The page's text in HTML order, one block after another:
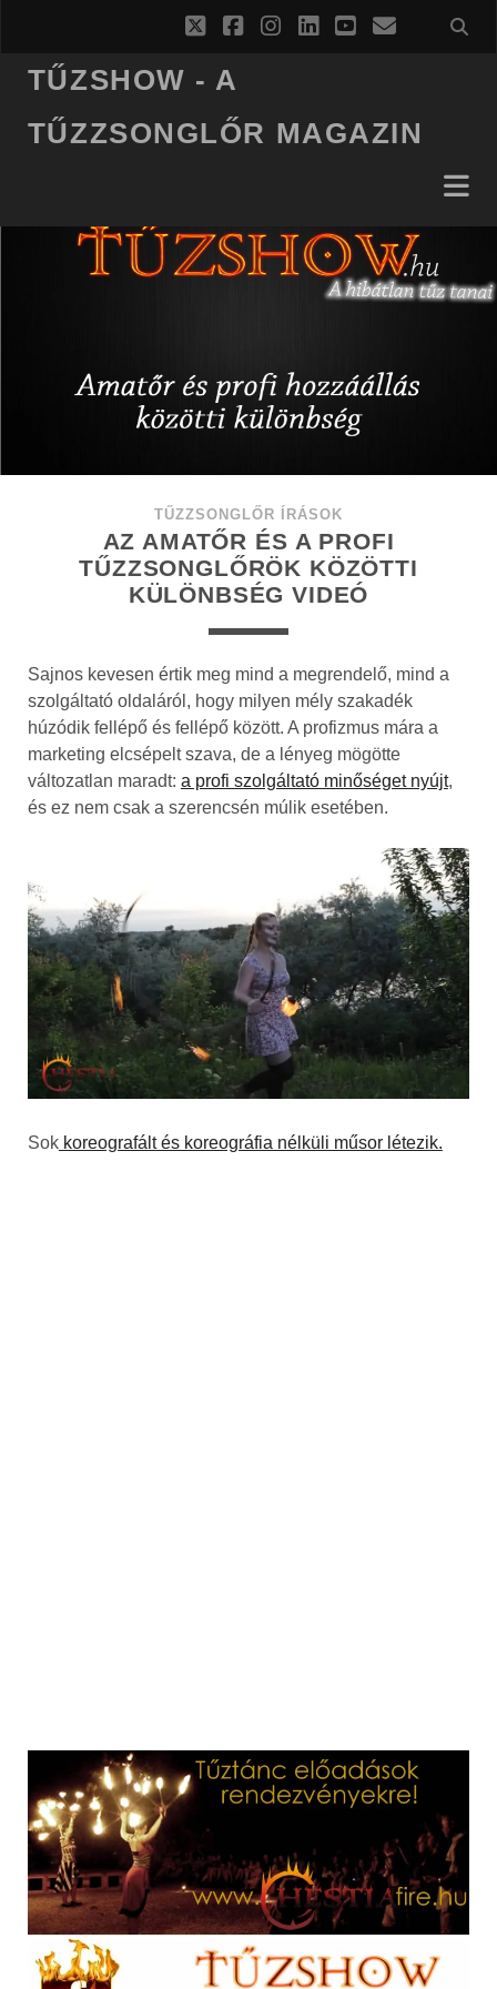
twitterfacebook
instagram
linkedin
youtube
email
TŰZSHOW - A
TŰZZSONGLŐR MAGAZIN
TŰZZSONGLŐR ÍRÁSOK
AZ AMATŐR ÉS A PROFI
TŰZZSONGLŐRÖK KÖZÖTTI
KÜLÖNBSÉG VIDEÓ
Sajnos kevesen értik meg mind a megrendelő, mind a
szolgáltató oldaláról, hogy milyen mély szakadék
húzódik fellépő és fellépő között. A profizmus mára a
marketing elcsépelt szava, de a lényeg mögötte
változatlan maradt: a profi szolgáltató minőséget nyújt,
és ez nem csak a szerencsén múlik esetében.
Sokkoreografált és koreográfia nélküli műsor létezik.